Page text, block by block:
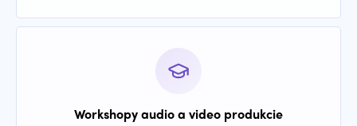
Workshopy audio a video produkcie